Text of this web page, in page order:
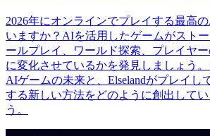
2026年にオンラインでプレイする最高
いますか？AIを活用したゲームがスト
ールプレイ、ワールド探索、プレイヤ
に変化させているかを発見しましょう
AIゲームの未来と、Elselandがプレイし
する新しい方法をどのように創出して
う。